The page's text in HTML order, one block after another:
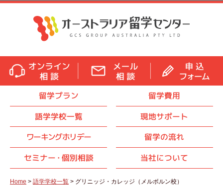
留学プラン
留学費用
語学学校一覧
現地サポート
ワーキングホリデー
留学の流れ
セミナー・ 個別相談 当社について
Home > 語学学校一覧 > グリニッジ・カレッジ（メルボルン校）